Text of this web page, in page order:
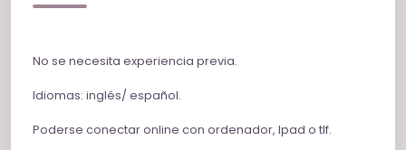
No se necesita experiencia previa.
Idiomas: inglés/ español.
Poderse conectar online con ordenador, Ipad o tlf.